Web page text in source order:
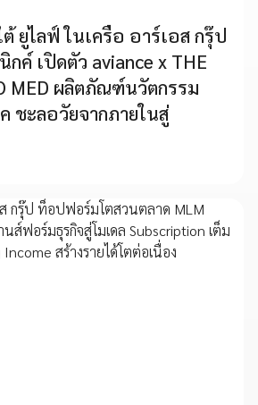
ยูไลฟ์ ในเครือ อาร์เอส กรุ๊ป
ค์ เปิดตัว aviance x THE
MED ผลิตภัณฑ์นวัตกรรม
ชะลอวัยจากภายในสู่